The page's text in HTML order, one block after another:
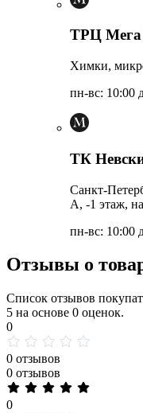
ТРЦ
Химки,
пн-вс: 10:00
ТК
Санкт-
А, -1 этаж,
пн-вс: 10:00
Отзывы о
Список отзывов
5 на основе 0 оценок.
0
0 отзывов
0 отзывов
0